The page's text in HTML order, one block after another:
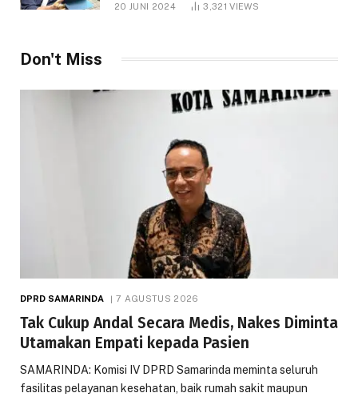
20 JUNI 2024 3,321VIEWS
Don't Miss
DPRD SAMARINDA 7 AGUSTUS 2026
Tak Cukup Andal Secara Medis, Nakes Diminta
Utamakan Empati kepada Pasien
SAMARINDA: Komisi IV DPRD Samarinda meminta seluruh
fasilitas pelayanan kesehatan, baik rumah sakit maupun